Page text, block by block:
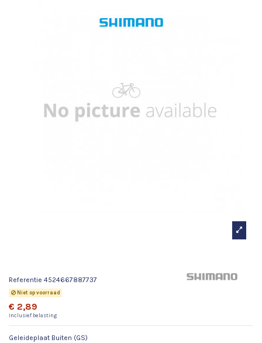
Referentie 4524667887737
Niet op voorraad
€ 2,89
Inclusief belasting
Geleideplaat Buiten (GS)